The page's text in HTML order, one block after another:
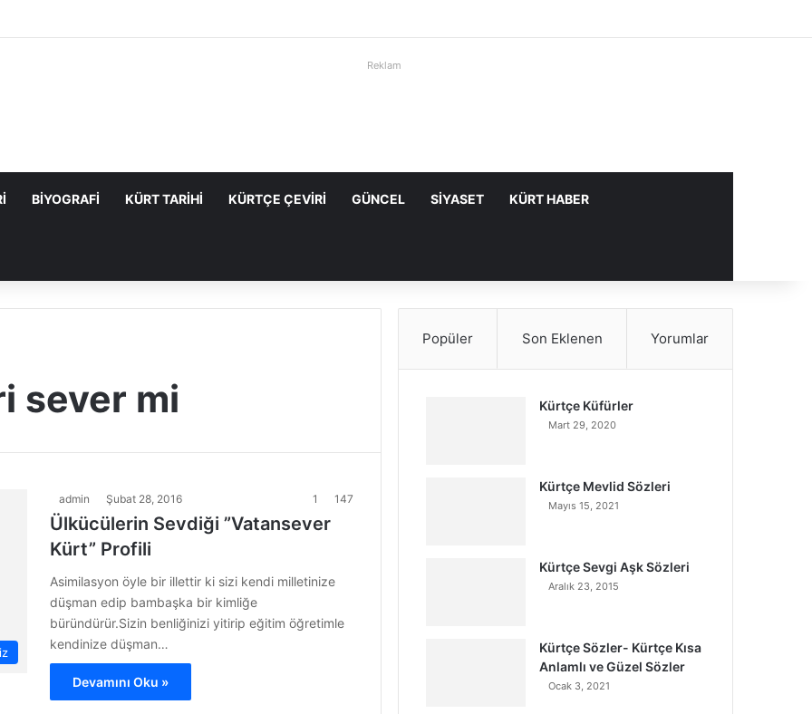
Reklam
BIYOGRAFI KÜRT TARIHI KÜRTÇE ÇEVIRI GÜNCEL SIYASET KÜRT HABER
sever mi
admin Şubat 28, 2016 1 147
Ülkücülerin Sevdiği ”Vatansever
Kürt” Profili
Asimilasyon öyle bir illettir ki sizi kendi milletinize
düşman edip bambaşka bir kimliğe
büründürür.Sizin benliğinizi yitirip eğitim öğretimle
kendinize düşman…
Devamını Oku »
Popüler Son Eklenen Yorumlar
Kürtçe Küfürler
Mart 29, 2020
Kürtçe Mevlid Sözleri
Mayıs 15, 2021
Kürtçe Sevgi Aşk Sözleri
Aralık 23, 2015
Kürtçe Sözler- Kürtçe Kısa
Anlamlı ve Güzel Sözler
Ocak 3, 2021